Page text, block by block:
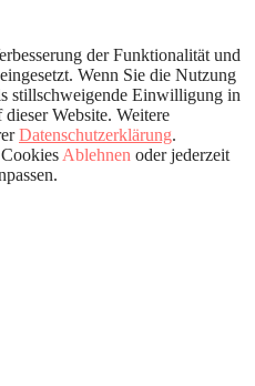
der Funktionalität und
Wenn Sie die Nutzung
stillschweigende Einwilligung in
Website. Weitere
Datenschutzerklärung.
Ablehnen oder jederzeit